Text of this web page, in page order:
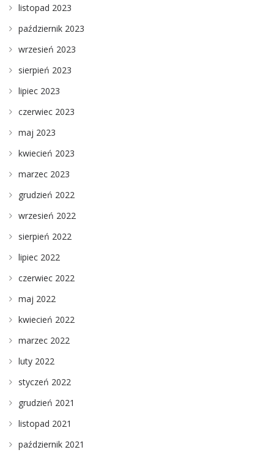
listopad 2023
październik 2023
wrzesień 2023
sierpień 2023
lipiec 2023
czerwiec 2023
maj 2023
kwiecień 2023
marzec 2023
grudzień 2022
wrzesień 2022
sierpień 2022
lipiec 2022
czerwiec 2022
maj 2022
kwiecień 2022
marzec 2022
luty 2022
styczeń 2022
grudzień 2021
listopad 2021
październik 2021